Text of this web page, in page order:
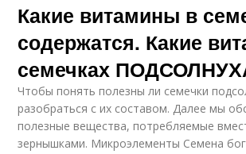
Какие витамины в
содержатся. Какие
семечках
Чтобы понять полезны ли семечки
разобраться с их составом. Далее мы
полезные вещества, потребляемые
зернышками. Микроэлементы Семена